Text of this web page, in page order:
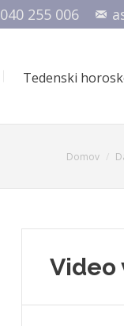
040 255 006
Tedenski
You are here:
Domov
Video